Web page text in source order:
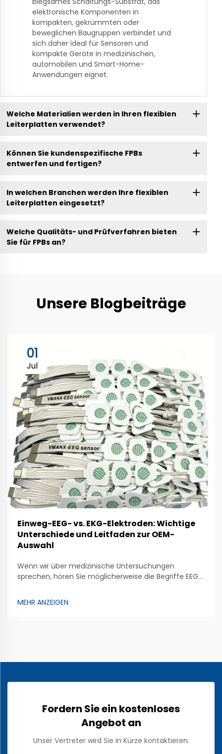
elektronische Komponenten in
kompakten, gekrümmten oder
beweglichen Baugruppen verbindet und
sich daher ideal für Sensoren und
kompakte Geräte in medizinischen,
automobilen und Smart-Home-
Anwendungen eignet.
Welche Materialien werden in Ihren flexiblen
Leiterplatten verwendet?
Können Sie kundenspezifische FPBs
entwerfen und fertigen?
In welchen Branchen werden Ihre flexiblen
Leiterplatten eingesetzt?
Welche Qualitäts- und Prüfverfahren bieten
Sie für FPBs an?
Unsere Blogbeiträge
01
Jul
Einweg-EEG- vs. EKG-Elektroden: Wichtige
Unterschiede und Leitfaden zur OEM-
Auswahl
Wenn wir über medizinische Untersuchungen
sprechen, hören Sie möglicherweise die Begriffe EEG
um Ärzten zu helfen, den Gesundheitszustand
unseres Körpers zu überprüfen. Das EEG
MEHR ANZEIGEN
Fordern Sie ein kostenloses
Angebot an
Unser Vertreter wird Sie in Kürze kontaktieren.